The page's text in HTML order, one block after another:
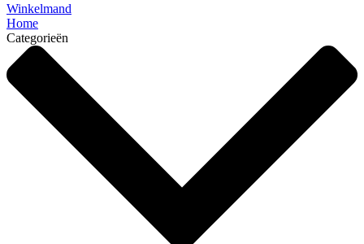
Winkelmand
Home
Categorieën